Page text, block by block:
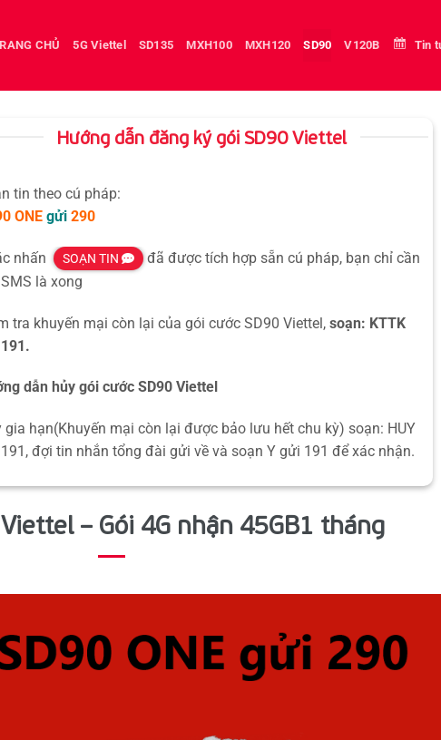
CHỦ 5G Viettel SD135 MXH100 MXH120 SD90 V120B Tin
Hướng dẫn đăng ký gói SD90 Viettel
tin theo cú pháp:
ONE gửi 290
nhấn SOẠN TIN
đã được tích hợp sẵn cú pháp, bạn chỉ cần
là xong
tra khuyến mại còn lại của gói cước SD90 Viettel, soạn: KTTK
dẫn hủy gói cước SD90 Viettel
gia hạn(Khuyến mại còn lại được bảo lưu hết chu kỳ) soạn: HUY
đợi tin nhắn tổng đài gửi về và soạn Y gửi 191 để xác nhận.
– Gói 4G nhận 45GB1 tháng